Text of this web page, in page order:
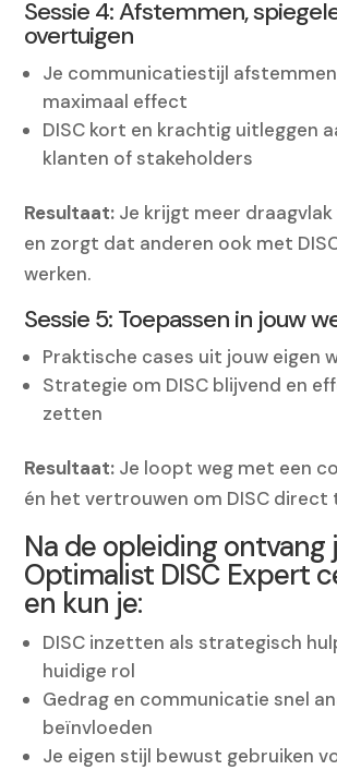
Sessie 4: Afstemmen,
overtuigen
Je communicatiestijl
maximaal effect
DISC kort en krachtig uitleggen
klanten of stakeholders
Resultaat: Je krijgt meer
en zorgt dat anderen ook met
werken.
Sessie 5: Toepassen in jouw
Praktische cases uit jouw eigen
Strategie om DISC blijvend en
zetten
Resultaat: Je loopt weg met een
én het vertrouwen om DISC direct
Na de opleiding ontvang
Optimalist DISC Expert
en kun je:
DISC inzetten als strategisch
huidige rol
Gedrag en communicatie snel
beïnvloeden
Je eigen stijl bewust gebruiken